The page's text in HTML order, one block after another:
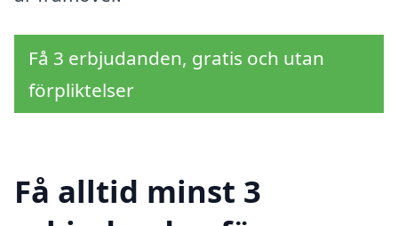
Få 3 erbjudanden, gratis och utan
förpliktelser
Få alltid minst 3